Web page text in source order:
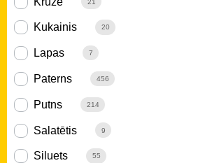
Kukainis 20
Lapas 7
Paterns 456
Putns 214
Salatētis 9
Siluets 55